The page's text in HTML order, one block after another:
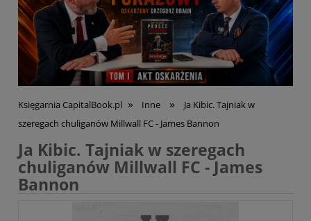
Księgarnia CapitalBook.pl » Inne »
Ja Kibic. Tajniak w
szeregach chuliganów Millwall FC - James Bannon
Ja Kibic. Tajniak w szeregach
chuliganów Millwall FC - James
Bannon